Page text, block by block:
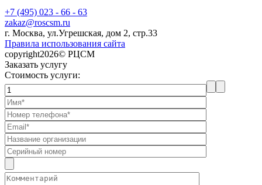
+7 (495) 023 - 66 - 63
zakaz@roscsm.ru
г. Москва, ул.Угрешская, дом 2, стр.33
Правила использования сайта
copyright2026© РЦСМ
Заказать услугу
Стоимость услуги: